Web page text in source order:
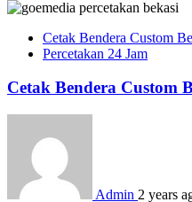
Cetak Bendera Custom
Percetakan 24 Jam
Cetak Bendera Custom
Admin 2 years